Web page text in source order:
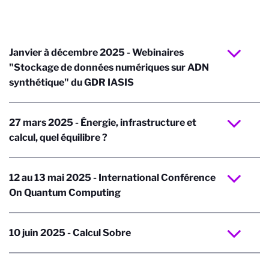
Janvier à décembre 2025 - Webinaires
"Stockage de données numériques sur ADN
synthétique" du GDR IASIS
27 mars 2025 - Énergie, infrastructure et
calcul, quel équilibre ?
12 au 13 mai 2025 - International Conférence
On Quantum Computing
10 juin 2025 - Calcul Sobre